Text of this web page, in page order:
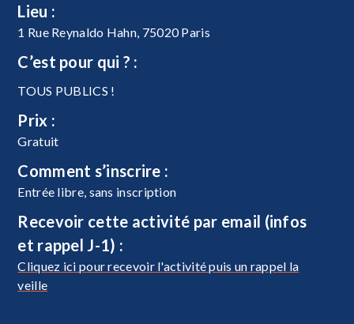
Lieu :
1 Rue Reynaldo Hahn, 75020 Paris
C’est pour qui ? :
TOUS PUBLICS !
Prix :
Gratuit
Comment s’inscrire :
Entrée libre, sans inscription
Recevoir cette activité par email (infos
et rappel J-1) :
Cliquez ici pour recevoir l'activité puis un rappel la
veille